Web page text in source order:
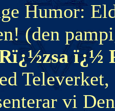
Humor:
(den
ï¿½
vi